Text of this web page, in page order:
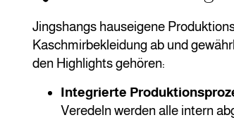
Jingshangs hauseigene
Kaschmirbekleidung ab und
den Highlights gehören:
Integrierte
Veredeln werden alle intern